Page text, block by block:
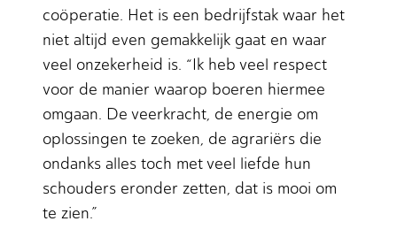
coöperatie. Het is een bedrijfstak waar het
niet altijd even gemakkelijk gaat en waar
veel onzekerheid is. “Ik heb veel respect
voor de manier waarop boeren hiermee
omgaan. De veerkracht, de energie om
oplossingen te zoeken, de agrariërs die
ondanks alles toch met veel liefde hun
schouders eronder zetten, dat is mooi om
te zien.”